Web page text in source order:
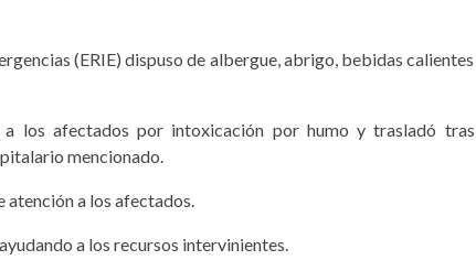
(ERIE) dispuso de albergue, abrigo, bebidas calientes
los afectados por intoxicación por humo y trasladó tras
mencionado.
a los afectados.
a los recursos intervinientes.